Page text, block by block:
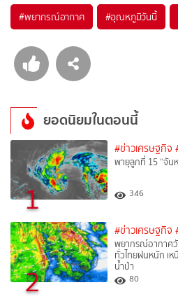
#พยากรณ์อากาศ #อุณหภูมิวันนี้
ยอดนิยมในตอนนี้
1
#ข่าวเศรษฐกิจ
พายุลูกที่ 15 “จัน
346
2
#ข่าวเศรษฐกิจ
พยากรณ์อากาศ
ทั่วไทยฝนหนัก เ
น้ำป่า
80